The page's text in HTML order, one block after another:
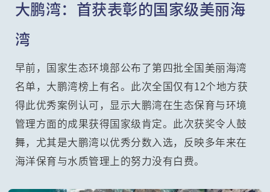
大鹏湾：首获表彰的国家级美丽海
湾
早前，国家生态环境部公布了第四批全国美丽海湾
名单，大鹏湾榜上有名。此次全国仅有12个地方获
得此优秀案例认可，显示大鹏湾在生态保育与环境
管理方面的成果获得国家级肯定。此次获奖令人鼓
舞，尤其是大鹏湾以优秀分数入选，反映多年来在
海洋保育与水质管理上的努力没有白费。